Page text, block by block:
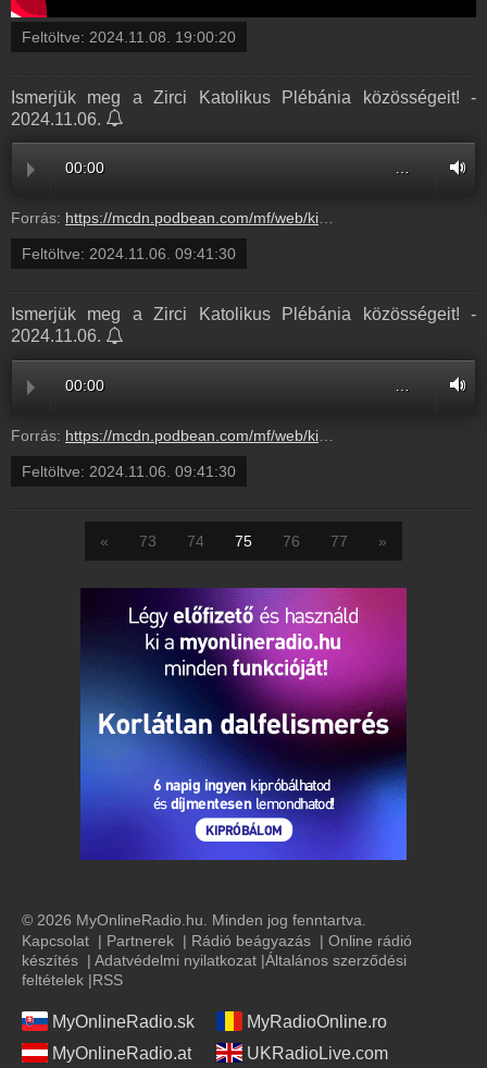
Feltöltve: 2024.11.08. 19:00:20
Ismerjük meg a Zirci Katolikus Plébánia közösségeit! -
2024.11.06.
00:00 …
Forrás: https://mcdn.podbean.com/mf/web/ki5aprtprt2kvyyd/Zirci_katolius_pl_b_nia_k_z_ss_gei_Heim_Kriszti_ssze_ll_t_sa_35p6c9ae.mp3
Feltöltve: 2024.11.06. 09:41:30
Ismerjük meg a Zirci Katolikus Plébánia közösségeit! -
2024.11.06.
00:00
Forrás: https://mcdn.podbean.com/mf/web/ki5aprtprt2kvyyd/Zirci_katolius_pl_b_nia_k_z_ss_gei_Heim_Kriszti_ssze_ll_t_sa_35p6c9ae.mp3
Feltöltve: 2024.11.06. 09:41:30
« 73 74 75 76 77 »
© 2026 MyOnlineRadio.hu. Minden jog fenntartva.
Kapcsolat | Partnerek | Rádió beágyazás | Online rádió
készítés | Adatvédelmi nyilatkozat |Általános szerződési
feltételek |RSS
MyOnlineRadio.sk
MyRadioOnline.ro
MyOnlineRadio.at
UKRadioLive.com